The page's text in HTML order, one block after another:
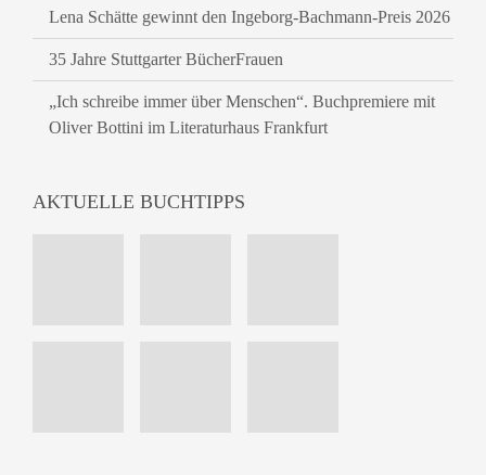
Lena Schätte gewinnt den Ingeborg-Bachmann-Preis 2026
35 Jahre Stuttgarter BücherFrauen
„Ich schreibe immer über Menschen“. Buchpremiere mit
Oliver Bottini im Literaturhaus Frankfurt
AKTUELLE BUCHTIPPS